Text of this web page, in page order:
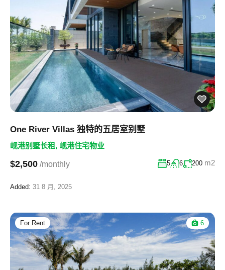
One River Villas 独特的五居室别墅
岘港别墅长租 , 岘港住宅物业
$2,500 /monthly 5 6 200 m2
Added: 31 8 月, 2025
For Rent 6